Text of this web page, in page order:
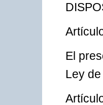
El
Ley